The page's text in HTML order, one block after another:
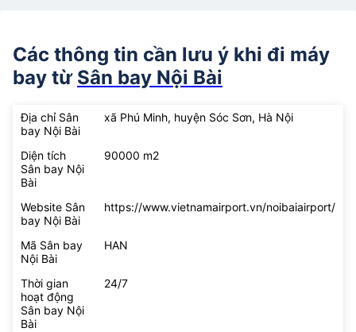
Các thông tin cần lưu ý khi đi máy
bay từ Sân bay Nội Bài
Địa chỉ Sân
bay Nội Bài
xã Phú Minh, huyện Sóc Sơn, Hà Nội
Diện tích
Sân bay Nội
Bài
90000 m2
Website Sân
bay Nội Bài
https://www.vietnamairport.vn/noibaiairport/
Mã Sân bay
Nội Bài
HAN
Thời gian
hoạt động
Sân bay Nội
Bài
24/7